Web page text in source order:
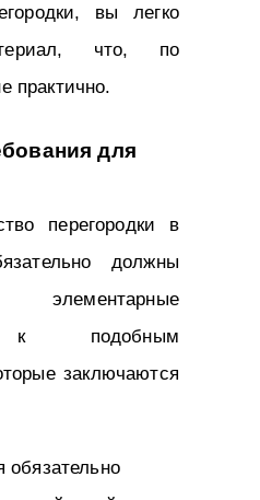
вы легко
что, по
практично.
для
перегородки в
должны
к подобным
заключаются
обязательно